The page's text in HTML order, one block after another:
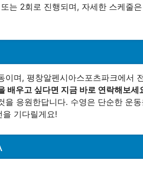
는 2회로 진행되며, 자세한 스케줄
이며, 평창알펜시아스포츠파크에서
배우고 싶다면 지금 바로 연락해보세
을 응원한답니다. 수영은 단순한 운
기다릴게요!